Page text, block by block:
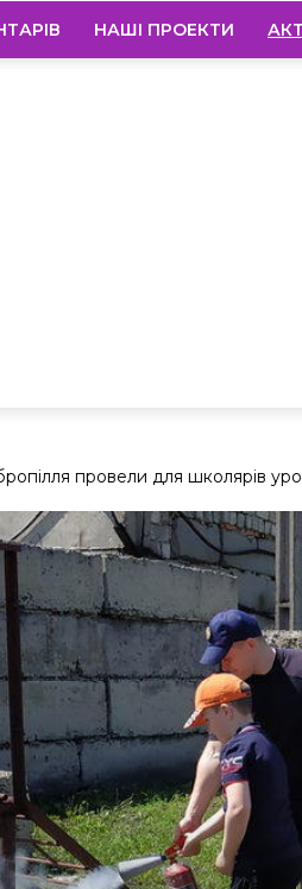
НАШІ ПРОЕКТИ
провели для школярів